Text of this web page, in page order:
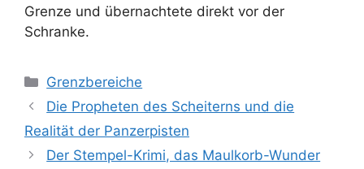
Grenze und übernachtete direkt vor der
Schranke.
Kategorien
Grenzbereiche
Die Propheten des Scheiterns und die
Realität der Panzerpisten
Der Stempel-Krimi, das Maulkorb-Wunder